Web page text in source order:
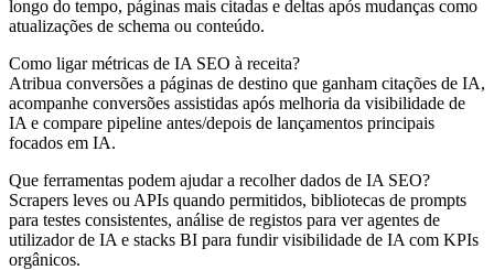
longo do tempo, páginas mais citadas e deltas após mudanças como
atualizações de schema ou conteúdo.
Como ligar métricas de IA SEO à receita?
Atribua conversões a páginas de destino que ganham citações de IA,
acompanhe conversões assistidas após melhoria da visibilidade de
IA e compare pipeline antes/depois de lançamentos principais
focados em IA.
Que ferramentas podem ajudar a recolher dados de IA SEO?
Scrapers leves ou APIs quando permitidos, bibliotecas de prompts
para testes consistentes, análise de registos para ver agentes de
utilizador de IA e stacks BI para fundir visibilidade de IA com KPIs
orgânicos.